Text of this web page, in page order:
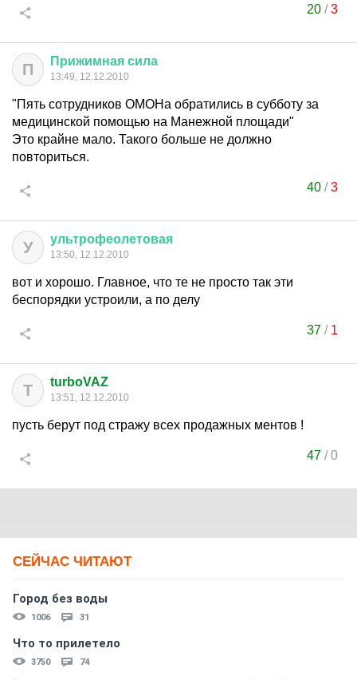
20 /3
П Прижимная сила
13:49, 12.12.2010
"Пять сотрудников ОМОНа обратились в субботу за
медицинской помощью на Манежной площади"
Это крайне мало. Такого больше не должно
повториться.
40 /3
У ультрофеолетовая
13:50, 12.12.2010
вот и хорошо. Главное, что те не просто так эти
беспорядки устроили, а по делу
37 / 1
T turboVAZ
13:51, 12.12.2010
пусть берут под стражу всех продажных ментов !
47 /0
СЕЙЧАС ЧИТАЮТ
Город без воды
1006 31
Что то прилетело
3750 74